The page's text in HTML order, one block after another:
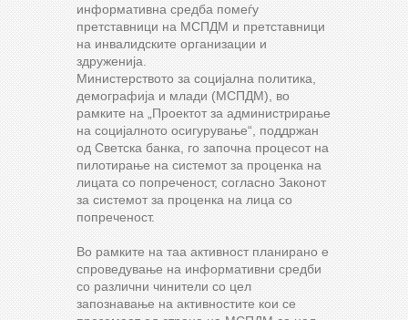
информативна средба помеѓу
претставници на МСПДМ и претставници
на инвалидските организации и
здруженија.
Министерството за социјална политика,
демографија и млади (МСПДМ), во
рамките на „Проектот за администрирање
на социјалното осигурување“, поддржан
од Светска банка, го започна процесот на
пилотирање на системот за проценка на
лицата со попреченост, согласно Законот
за системот за проценка на лица со
попреченост.
Во рамките на таа активност планирано е
спроведување на информативни средби
со различни чинители со цел
запознавање на активностите кои се